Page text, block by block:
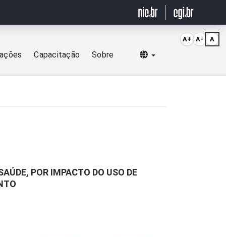
Capacitação Sobre Selecionar idioma
POR IMPACTO DO USO DE
A+ A- A